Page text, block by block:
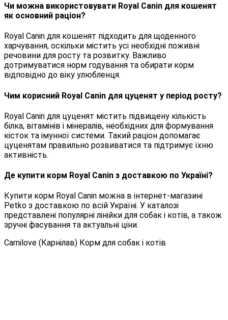
Чи можна використовувати Royal Canin для кошенят
як основний раціон?
Royal Canin для кошенят підходить для щоденного
харчування, оскільки містить усі необхідні поживні
речовини для росту та розвитку. Важливо
дотримуватися норм годування та обирати корм
відповідно до віку улюбленця.
Чим корисний Royal Canin для цуценят у період росту?
Royal Canin для цуценят містить підвищену кількість
білка, вітамінів і мінералів, необхідних для формування
кісток та імунної системи. Такий раціон допомагає
цуценятам правильно розвиватися та підтримує їхню
активність.
Де купити корм Royal Canin з доставкою по Україні?
Купити корм Royal Canin можна в інтернет-магазині
Petko з доставкою по всій Україні. У каталозі
представлені популярні лінійки для собак і котів, а також
зручні фасування та актуальні ціни.
Carnilove (Карнілав) Корм для собак і котів